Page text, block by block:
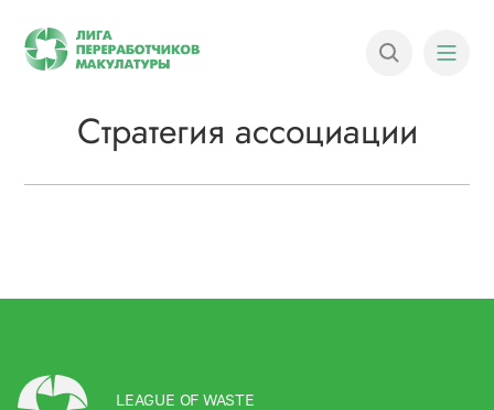
Стратегия ассоциации
LEAGUE OF WASTE